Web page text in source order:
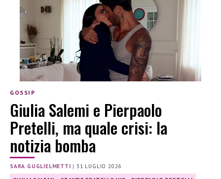
GOSSIP
Giulia Salemi e Pierpaolo
Pretelli, ma quale crisi: la
notizia bomba
SARA GUGLIELMETTI |31 LUGLIO 2026